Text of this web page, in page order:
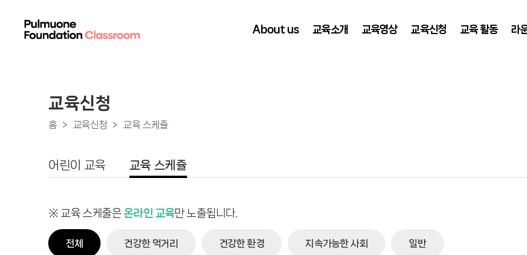
About us 교육소개 교육영상 교육신청 교육 활동 라
교육신청
홈 교육신청 교육 스케쥴
어린이 교육 교육 스케쥴
※ 교육 스케줄은 온라인 교육만 노출됩니다.
전체 건강한 먹거리 건강한 환경 지속가능한 사회 일반